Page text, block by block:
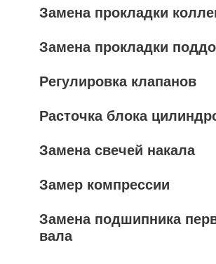
Замена прокладки
Замена прокладки
Регулировка клапанов
Расточка блока
Замена свечей накала
Замер компрессии
Замена подшипника
вала